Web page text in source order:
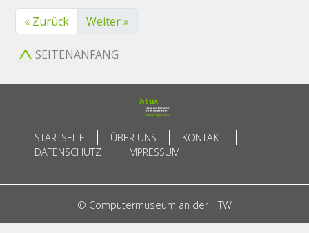
« Zurück Weiter »
SEITENANFANG
STARTSEITE ÜBER UNS
KONTAKT
DATENSCHUTZ
IMPRESSUM
© Computermuseum an der HTW